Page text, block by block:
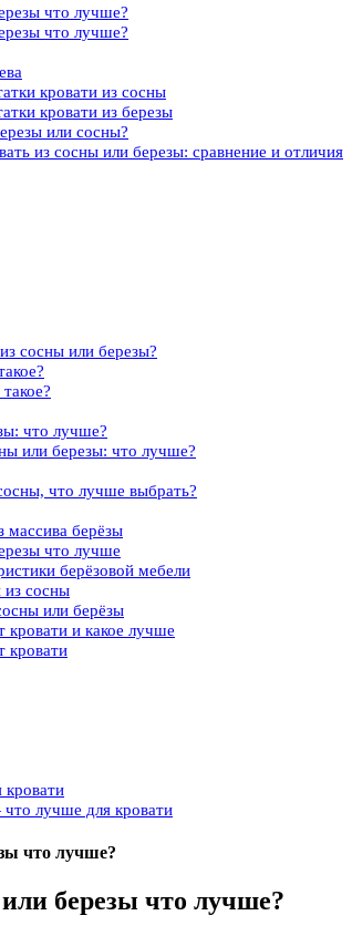
что лучше?
что лучше?
кровати из сосны
кровати из березы
или сосны?
из сосны или березы: сравнение и отличия
сосны или березы?
что лучше?
или березы: что лучше?
что лучше выбрать?
массива берёзы
что лучше
берёзовой мебели
из сосны
или берёзы
кровати и какое лучше
кровати
кровати
лучше для кровати
что лучше?
березы что лучше?